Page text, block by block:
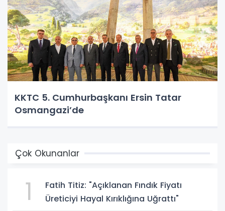
KKTC 5. Cumhurbaşkanı Ersin Tatar
Osmangazi’de
Çok Okunanlar
1
Fatih Titiz: "Açıklanan Fındık Fiyatı
Üreticiyi Hayal Kırıklığına Uğrattı"